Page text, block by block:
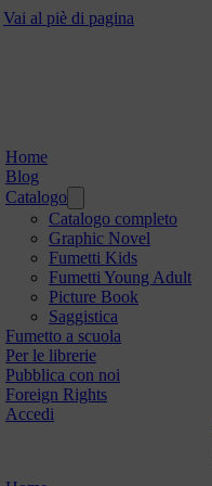
Vai al piè di pagina
Home
Blog
Catalogo
Catalogo completo
Graphic Novel
Fumetti Kids
Fumetti Young Adult
Picture Book
Saggistica
Fumetto a scuola
Per le librerie
Pubblica con noi
Foreign Rights
Accedi